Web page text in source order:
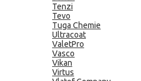
Tenzi
Tevo
Tuga Chemie
Ultracoat
ValetPro
Vasco
Vikan
Virtus